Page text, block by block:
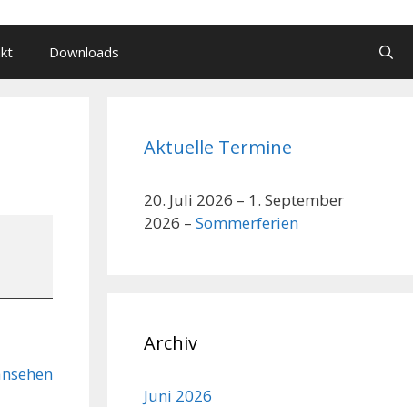
Downloads
Aktuelle Termine
20. Juli 2026 – 1. September
2026 – Sommerferien
Archiv
Juni 2026